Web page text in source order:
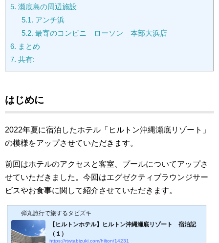
5. 瀬底島の周辺施設
5.1. アンチ浜
5.2. 最寄のコンビニ ローソン 本部大浜店
6. まとめ
7. 共有:
はじめに
2022年夏に宿泊したホテル「ヒルトン沖縄瀬底リゾート」
の模様をアップさせていただきます。
前回はホテルのアクセスと客室、プールについてアップさ
せていただきました。今回はエグゼクティブラウンジサー
ビスやお食事に関して紹介させていただきます。
弾丸旅行で旅するタビズキ
【ヒルトンホテル】ヒルトン沖縄瀬底リゾート 宿泊記
（１）
https://rtwtabizuki.com/hilton/14231